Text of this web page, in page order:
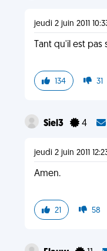
jeudi 2 juin 2011
Tant qu'il est pas
134 31
Siel3 4
jeudi 2 juin 2011
Amen.
21 58